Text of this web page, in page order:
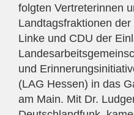
folgten Vertreterinnen
Landtagsfraktionen
Linke und CDU der
und
(LAG Hessen) in das
am Main. Mit Dr.